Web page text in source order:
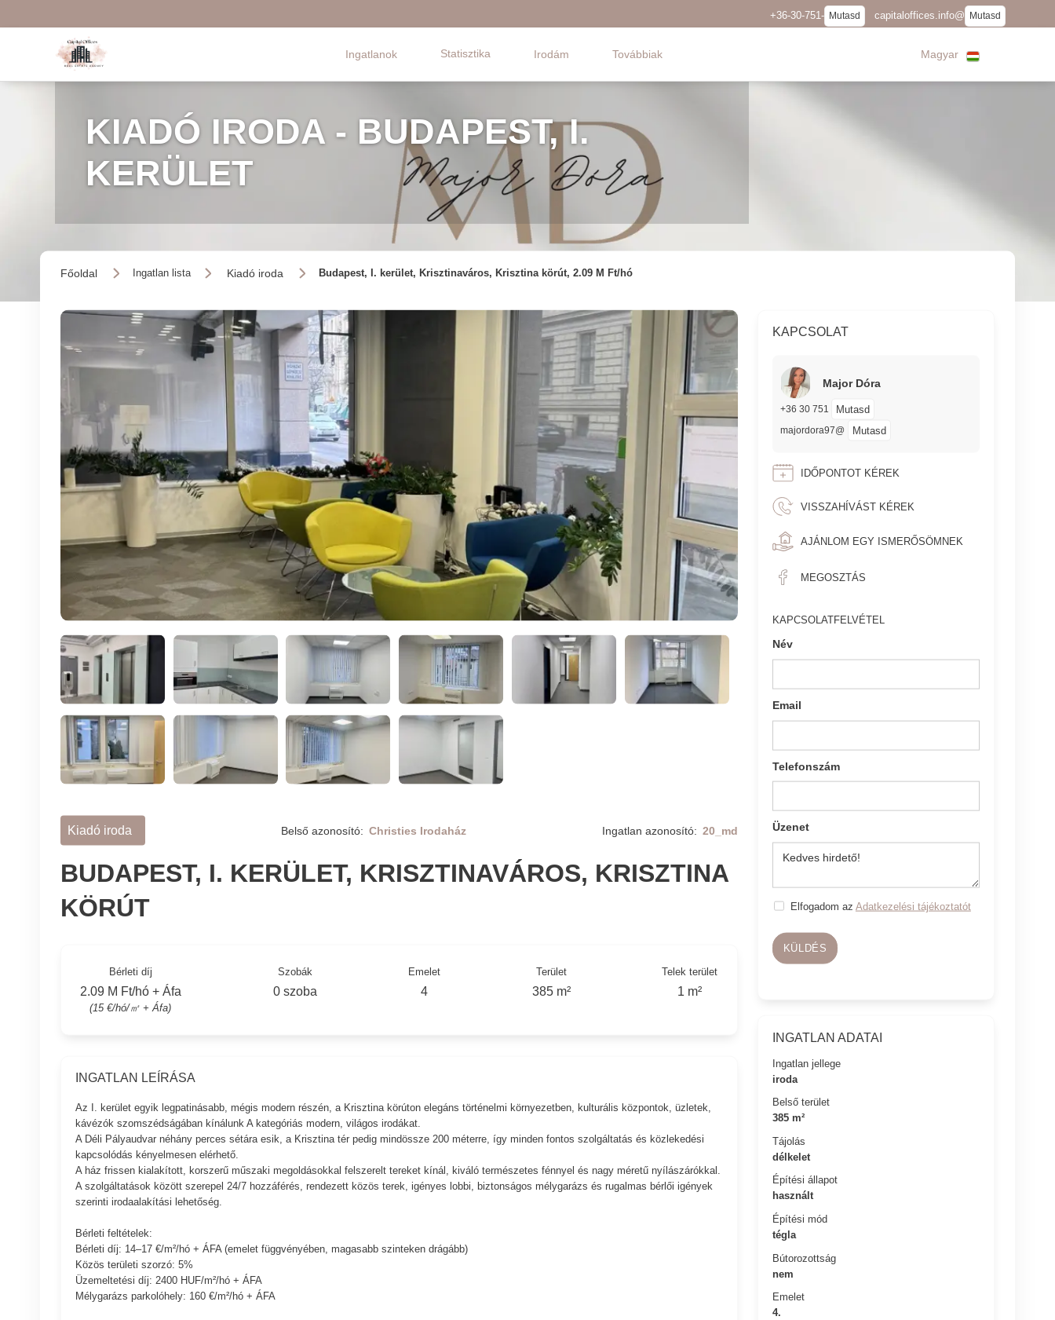
+36-30-751- Mutasd capitaloffices.info@ Mutasd
Ingatlanok Statisztika Irodám Továbbiak Magyar
KIADÓ IRODA - BUDAPEST, I.
KERÜLET
Főoldal Ingatlan lista Kiadó iroda Budapest, I. kerület, Krisztinaváros, Krisztina körút, 2.09 M Ft/hó
KAPCSOLAT
Major Dóra
+36 30 751 Mutasd
majordora97@ Mutasd
IDŐPONTOT KÉREK
VISSZAHÍVÁST KÉREK
AJÁNLOM EGY ISMERŐSÖMNEK
MEGOSZTÁS
KAPCSOLATFELVÉTEL
Név
Email
Telefonszám
Üzenet
Elfogadom az Adatkezelési tájékoztatót
KÜLDÉS
INGATLAN ADATAI
Ingatlan jellege
iroda
Belső terület
385 m²
Tájolás
délkelet
Építési állapot
használt
Építési mód
tégla
Bútorozottság
nem
Emelet
4.
Kiadó iroda Belső azonosító: Christies Irodaház Ingatlan azonosító: 20_md
BUDAPEST, I. KERÜLET, KRISZTINAVÁROS, KRISZTINA
KÖRÚT
Bérleti díj
2.09 M Ft/hó + Áfa
(15 €/hó/㎡ + Áfa)
Szobák
0 szoba
Emelet
4
Terület
385 m²
Telek terület
1 m²
INGATLAN LEÍRÁSA
Az I. kerület egyik legpatinásabb, mégis modern részén, a Krisztina körúton elegáns történelmi környezetben, kulturális központok, üzletek,
kávézók szomszédságában kínálunk A kategóriás modern, világos irodákat.
A Déli Pályaudvar néhány perces sétára esik, a Krisztina tér pedig mindössze 200 méterre, így minden fontos szolgáltatás és közlekedési
kapcsolódás kényelmesen elérhető.
A ház frissen kialakított, korszerű műszaki megoldásokkal felszerelt tereket kínál, kiváló természetes fénnyel és nagy méretű nyílászárókkal.
A szolgáltatások között szerepel 24/7 hozzáférés, rendezett közös terek, igényes lobbi, biztonságos mélygarázs és rugalmas bérlői igények
szerinti irodaalakítási lehetőség.
Bérleti feltételek:
Bérleti díj: 14–17 €/m²/hó + ÁFA (emelet függvényében, magasabb szinteken drágább)
Közös területi szorzó: 5%
Üzemeltetési díj: 2400 HUF/m²/hó + ÁFA
Mélygarázs parkolóhely: 160 €/m²/hó + ÁFA